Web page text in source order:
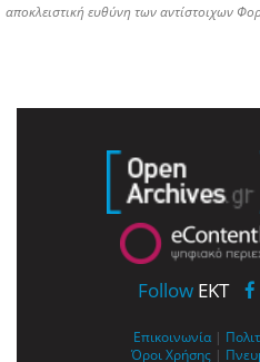
αποκλειστική ευθύνη των αντίστοιχων
Follow EKT
Επικοινωνία |
Όροι Χρήσης |